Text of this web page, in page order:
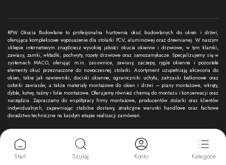
RPW Okucia Budowlane to profesjonalna hurtownia okuć budowlanych do okien i drzwi,
oferująca kompleksowe wyposażenie dla stolarki PCV, aluminiowej oraz drewnianej. W naszym
sklepie internetowym znajdziesz wysokiej jakości okucia okienne i drzwiowe, w tym klamki,
zawiasy, zamki, wkładki, pochwyty, rozety drzwiowe oraz samozamykacze. Specjalizujemy się w
systemach MACO, oferując m.in. zasuwnice, zawiasy, zaczepy, rygle okienne i pozostałe
elementy okuć przeznaczone do nowoczesnej stolarki. Asortyment uzupełniają akcesoria do
okien, takie jak nawiewniki, dociski okienne, ograniczniki uchyłu, zatrzaski balkonowe oraz
osłonki zawiasów, a także materiały montażowe do okien i drzwi – piany montażowe, wkręty,
dyble, kotwy, taśmy i folie montażowe. Oferujemy również chemię do montażu i konserwacji oraz
narzędzia. Zapraszamy do współpracy firmy montażowe, producentów stolarki oraz klientów
indywidualnych, zapewniając stabilne dostawy, atrakcyjne warunki handlowe oraz fachowe
doradztwo techniczne na każdym etapie realizacji zamówień.
Copyright 2025 © RPW Okucia Budowlane. Wszystkie prawa zastrzeżone.
Akceptujemy płatności: karty, przelewy online, BLIK i inne metody.
Start Szukaj Konto Kategorie